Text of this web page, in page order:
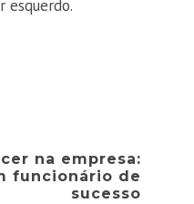
esquerdo.
na empresa:
funcionário de
sucesso